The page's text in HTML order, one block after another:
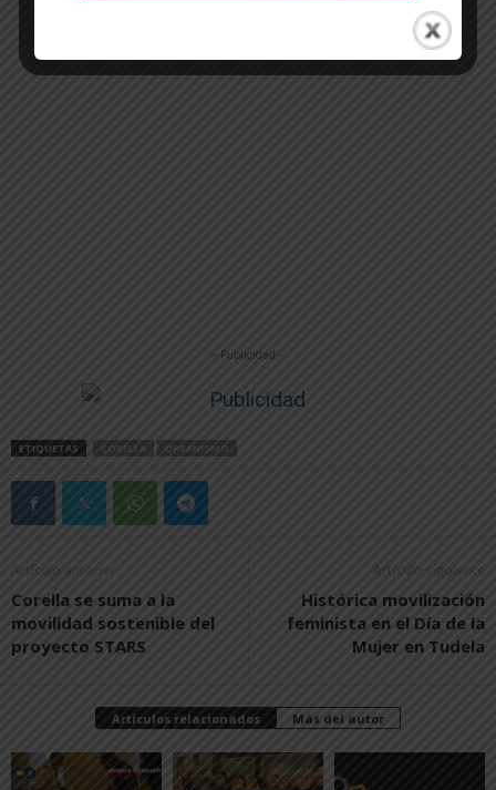
-- Publicidad --
ETIQUETAS CORELLA URBANISMO
Artículo anterior
Corella se suma a la
movilidad sostenible del
proyecto STARS
Artículo siguiente
Histórica movilización
feminista en el Día de la
Mujer en Tudela
Artículos relacionados Más del autor